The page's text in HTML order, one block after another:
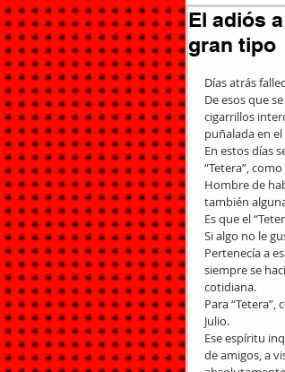
El adiós
gran tipo
Días atrás
De esos que
cigarrillos
puñalada en
En estos días
“Tetera”,
Hombre de
también
Es que el
Si algo no le
Pertenecía a
siempre se
cotidiana.
Para
Julio.
Ese espíritu
de amigos, a